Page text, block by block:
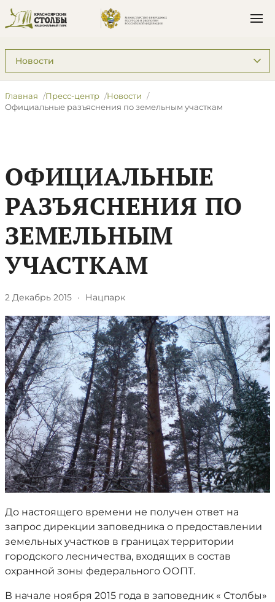
Подразделы: Пресс-центр
Главная Пресс-центр
Новости
Официальные разъяснения по земельным участкам
ОФИЦИАЛЬНЫЕ
РАЗЪЯСНЕНИЯ ПО
ЗЕМЕЛЬНЫМ
УЧАСТКАМ
2 Декабрь 2015 · Нацпарк
До настоящего времени не получен ответ на
запрос дирекции заповедника о предоставлении
земельных участков в границах территории
городского лесничества, входящих в состав
охранной зоны федерального ООПТ.
В начале ноября 2015 года в заповедник « Столбы»